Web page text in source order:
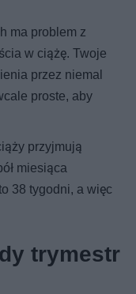
ma problem z
w ciążę. Twoje
przez niemal
proste, aby
przyjmują
miesiąca
38 tygodni, a więc
trymestr